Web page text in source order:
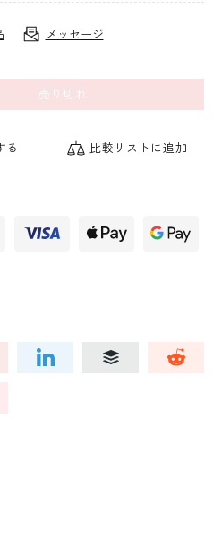
メッセージ
売り切れ
る 比較リストに追加